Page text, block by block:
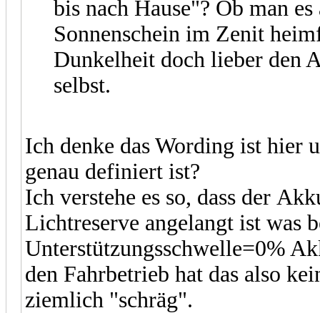
bis nach Hause"? Ob man
Sonnenschein im Zenit
Dunkelheit doch lieber den
selbst.
Ich denke das Wording ist hier
genau definiert ist?
Ich verstehe es so, dass der
Lichtreserve angelangt ist was
Unterstützungsschwelle=0%
den Fahrbetrieb hat das also
ziemlich "schräg".